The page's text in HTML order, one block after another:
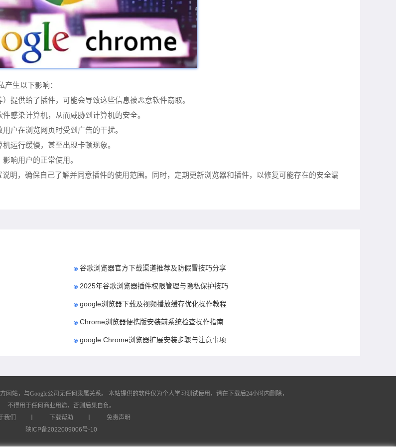
生以下影响：
提供给了插件，可能会导致这些信息被恶意软件窃取。
感染计算机，从而威胁到计算机的安全。
户在浏览网页时受到广告的干扰。
运行缓慢，甚至出现卡顿现象。
响用户的正常使用。
明，确保自己了解并同意插件的使用范围。同时，定期更新浏览器和插件，以修复可能存在的安全漏
谷歌浏览器官方下载渠道推荐及防假冒技巧分享
2025年谷歌浏览器插件权限管理与隐私保护技巧
google浏览器下载及视频播放缓存优化操作教程
Chrome浏览器便携版安装前系统检查操作指南
google Chrome浏览器扩展安装步骤与注意事项
站，与Google公司无任何隶属关系。
本站提供的软件仅为个人学习测试使用，请在下载后24小时内删除，
不得用于任何商业用途，否则后果自负。
我们
下载帮助
免责声明
陕ICP备2022009006号-10